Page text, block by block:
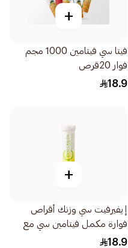
+
فيتا سي فيتامين 1000 مجم
فوار 20قرص
18.9
+
إيفيرفيت سي وزنك أقراص
فوارة مكمل فيتامين سي مع
الزنك 20اقراص
18.9